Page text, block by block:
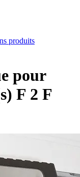
produits
pour
F 2 F